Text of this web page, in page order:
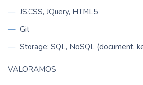
JS,CSS, JQuery, HTML5
Git
Storage: SQL, NoSQL (document,
VALORAMOS